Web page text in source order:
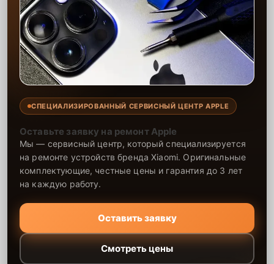
СПЕЦИАЛИЗИРОВАННЫЙ СЕРВИСНЫЙ ЦЕНТР APPLE
Оставьте заявку на ремонт Apple
Мы — сервисный центр, который специализируется
на ремонте устройств бренда Xiaomi. Оригинальные
комплектующие, честные цены и гарантия до 3 лет
на каждую работу.
Оставить заявку
Смотреть цены